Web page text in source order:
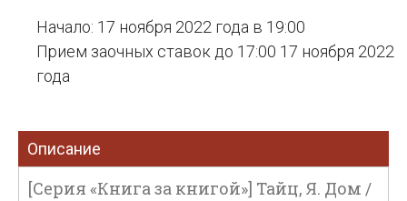
Начало: 17 ноября 2022 года в 19:00
Прием заочных ставок до 17:00 17 ноября 2022
года
Описание
[Серия «Книга за книгой»] Тайц, Я. Дом /